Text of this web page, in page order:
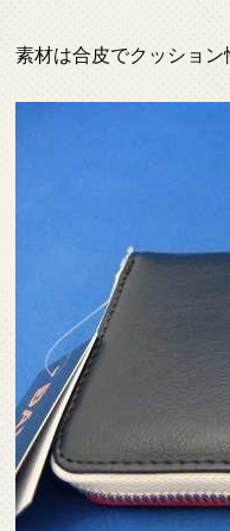
素材は合皮でクッショ